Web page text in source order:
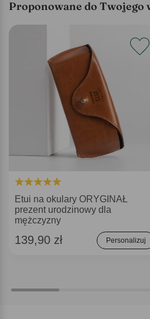
Proponowane do Twojego
Etui na okulary ORYGINAŁ
prezent urodzinowy dla
mężczyzny
139,90 zł Personalizuj